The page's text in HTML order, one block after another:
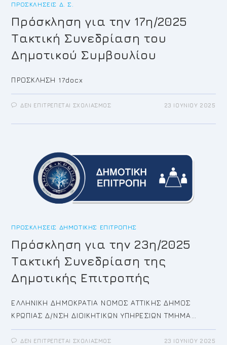
ΠΡΟΣΚΛΉΣΕΙΣ Δ. Σ.
Πρόσκληση για την 17η/2025
Τακτική Συνεδρίαση του
Δημοτικού Συμβουλίου
ΠΡΟΣΚΛΗΣΗ 17docx
ΔΕΝ ΕΠΙΤΡΈΠΕΤΑΙ ΣΧΟΛΙΑΣΜΌΣΣΤΟ
ΤΗΝ
ΔΗΜΟΤΙΚΟΎ
23 ΙΟΥΝΊΟΥ 2025
ΠΡΟΣΚΛΉΣΕΙΣ ΔΗΜΟΤΙΚΉΣ ΕΠΙΤΡΟΠΉΣ
Πρόσκληση για την 23η/2025
Τακτική Συνεδρίαση της
Δημοτικής Επιτροπής
ΕΛΛΗΝΙΚΗ ΔΗΜΟΚΡΑΤΙΑ ΝΟΜΟΣ ΑΤΤΙΚΗΣ ΔΗΜΟΣ
ΚΡΩΠΙΑΣ Δ/ΝΣΗ ΔΙΟΙΚΗΤΙΚΩΝ ΥΠΗΡΕΣΙΩΝ ΤΜΗΜΑ…
ΔΕΝ ΕΠΙΤΡΈΠΕΤΑΙ ΣΧΟΛΙΑΣΜΌΣΣΤΟ 23 ΙΟΥΝΊΟΥ 2025